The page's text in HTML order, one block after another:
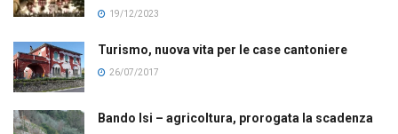
19/12/2023
Turismo, nuova vita per le case cantoniere
26/07/2017
Bando Isi – agricoltura, prorogata la scadenza